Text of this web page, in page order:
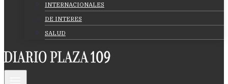
INTERNACIONALES
DE INTERES
SALUD